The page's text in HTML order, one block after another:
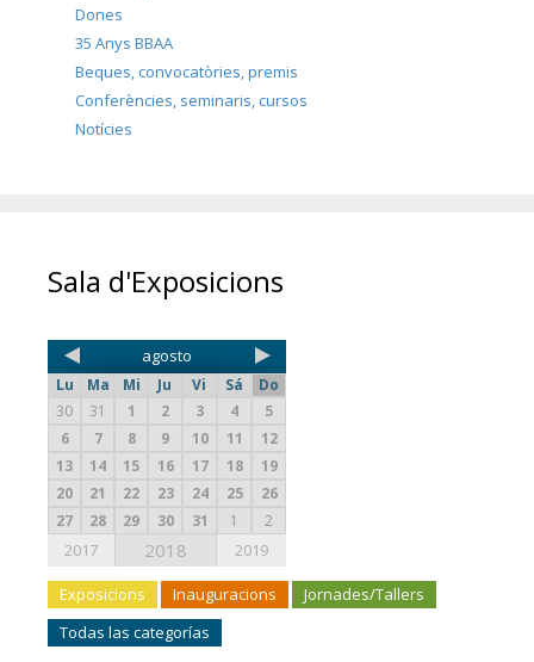
Dones
35 Anys BBAA
Beques, convocatòries, premis
Conferències, seminaris, cursos
Notícies
Sala d'Exposicions
agosto
Lu Ma Mi Ju Vi Sá
Do
30
31 1 2 3 4
5
6
7 8 9 10 11
12
13
14 15 16 17 18
19
20
21 22 23 24 25
26
27
28 29 30 31 1 2
2017 2018 2019
Exposicions Inauguracions
Jornades/Tallers
Todas las categorías